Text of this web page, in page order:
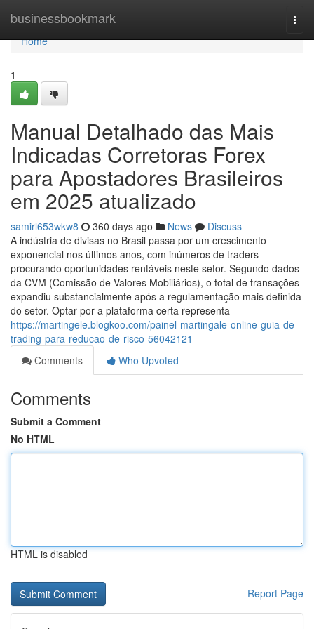
businessbookmark
Home
Home
1
Manual Detalhado das Mais
Indicadas Corretoras Forex
para Apostadores Brasileiros
em 2025 atualizado
samirl653wkw8 360 days ago News
Discuss
A indústria de divisas no Brasil passa por um crescimento
exponencial nos últimos anos, com inúmeros de traders
procurando oportunidades rentáveis neste setor. Segundo dados
da CVM (Comissão de Valores Mobiliários), o total de transações
expandiu substancialmente após a regulamentação mais definida
do setor. Optar por a plataforma certa representa
https://martingele.blogkoo.com/painel-martingale-online-guia-de-
trading-para-reducao-de-risco-56042121
Comments
Who Upvoted
Comments
Submit a Comment
No HTML
HTML is disabled
Report Page